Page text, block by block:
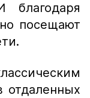
благодаря
посещают
отдаленных